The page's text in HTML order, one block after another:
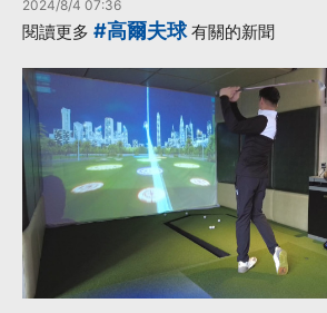
2024/8/4 07:36
閱讀更多 #高爾夫球有關的新聞